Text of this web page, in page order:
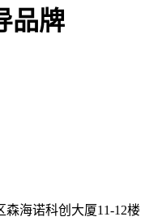
品牌
海诺科创大厦11-12楼